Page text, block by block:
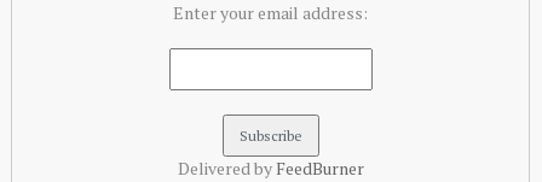
Enter your email address:
Delivered by FeedBurner